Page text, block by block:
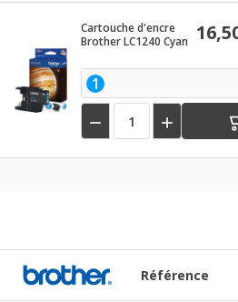
Cartouche d'encre
Brother LC1240 Cyan
1
 
Référence